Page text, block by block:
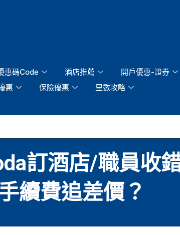
惠碼Code 酒店推薦
開戶優惠-證券
惠 保險優惠 里數攻略
訂酒店/職員收
續費追差價？